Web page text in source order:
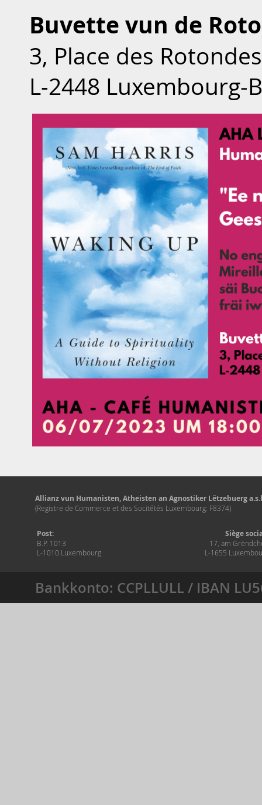
Buvette vun de
3, Place des Rotondes
L‑2448 Luxembourg-
Allianz vun Humanisten, Atheisten an Agnostiker Lëtzebuerg
(Registre de Commerce et des Socitétés Luxembourg: F8374)
Post:
B.P. 1013
L-1010 Luxembourg
Siège
17, am
L-1655
Bankkonto: CCPLLULL / IBAN